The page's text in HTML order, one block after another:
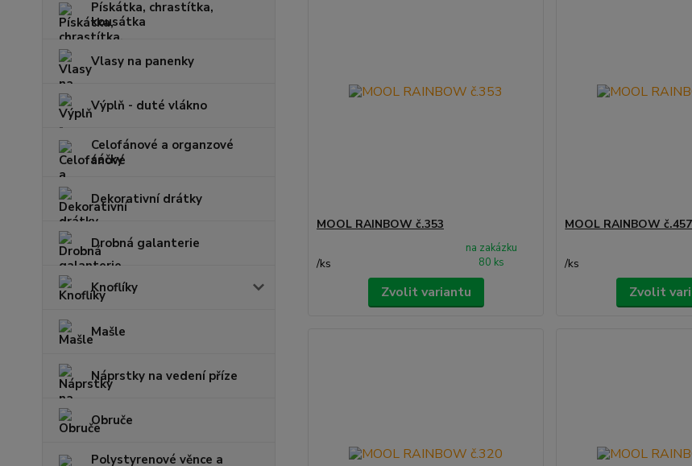
Pískátka, chrastítka,
kousátka
Vlasy na panenky
Výplň - duté vlákno
Celofánové a organzové
sáčky
Dekorativní drátky
Drobná galanterie
Knoflíky
Mašle
Náprstky na vedení příze
Obruče
Polystyrenové věnce a
MOOL RAINBOW č.353
/ks
na zakázku
80 ks
Zvolit variantu
MOOL RAINBOW č.457
/ks
Zvolit